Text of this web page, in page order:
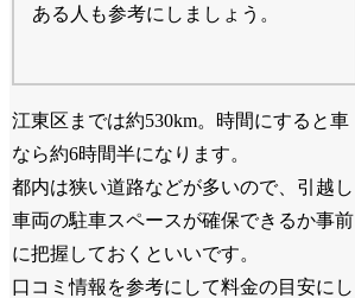
ある人も参考にしましょう。
江東区までは約530km。時間にすると車
なら約6時間半になります。
都内は狭い道路などが多いので、引越し
車両の駐車スペースが確保できるか事前
に把握しておくといいです。
口コミ情報を参考にして料金の目安にし